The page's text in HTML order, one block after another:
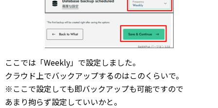
ここでは「Weekly」で設定しました。
クラウド上でバックアップするのはこのくらいで。
※ここで設定しても即バックアップも可能ですので
あまり拘らず設定していいかと。